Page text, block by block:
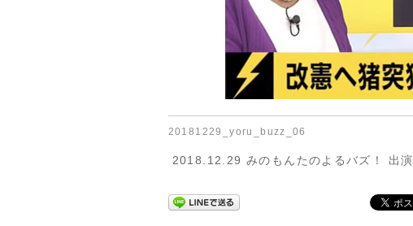
20181229_yoru_buzz_06
2018.12.29 みのもんたのよるバズ！ 出演